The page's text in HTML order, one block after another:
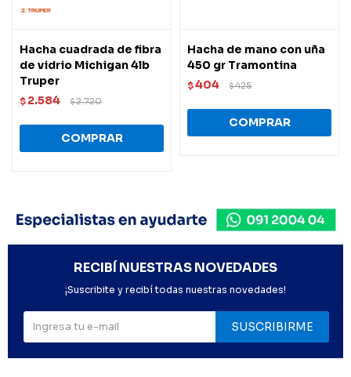
Hacha cuadrada de fibra
de vidrio Michigan 4lb
Truper
$ 2.584 $2.720
Hacha de mano con uña
450 gr Tramontina
$404 $425
RECIBÍ NUESTRAS NOVEDADES
¡Suscribite y recibí todas nuestras novedades!
SUSCRIBIRME